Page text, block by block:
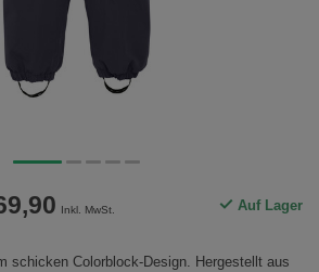
Inkl. MwSt. Auf Lager
schicken Colorblock-Design. Hergestellt aus